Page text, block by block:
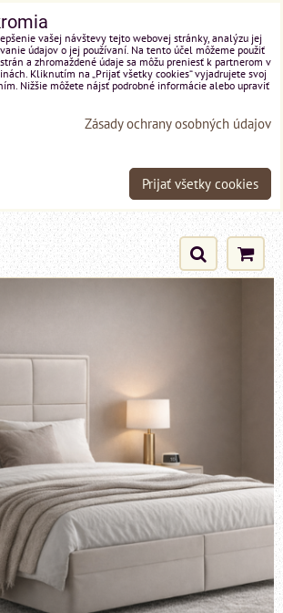
vašej návštevy tejto webovej stránky, analýzu jej
údajov o jej používaní. Na tento účel môžeme použiť
a zhromaždené údaje sa môžu preniesť k partnerom v
Kliknutím na „Prijať všetky cookies“ vyjadrujete svoj
Nižšie môžete nájsť podrobné informácie alebo upraviť
Zásady ochrany osobných údajov
Prijať všetky cookies